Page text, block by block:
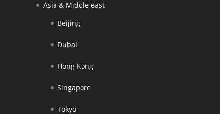
Asia & Middle east
Beijing
Dubai
Hong Kong
Singapore
Tokyo